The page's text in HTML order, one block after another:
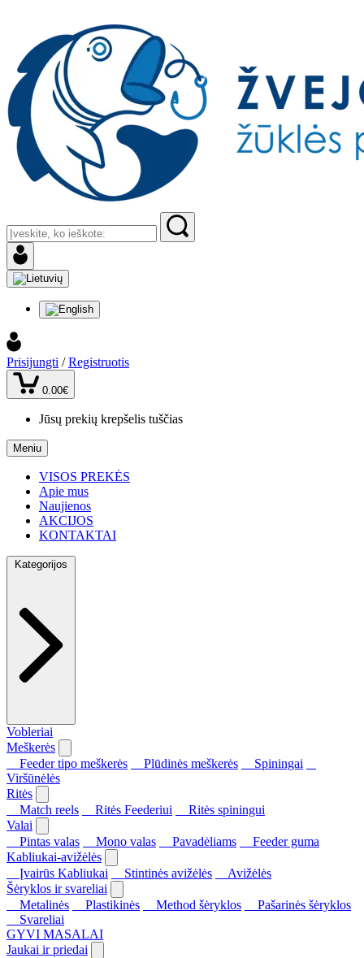
Prisijungti / Registruotis
0.00€
Jūsų prekių krepšelis tuščias
Meniu
VISOS PREKĖS
Apie mus
Naujienos
AKCIJOS
KONTAKTAI
Kategorijos
Vobleriai
Meškerės
Feeder tipo meškerės
Plūdinės meškerės
Spiningai
Viršūnėlės
Ritės
Match reels
Ritės Feederiui
Ritės spiningui
Valai
Pintas valas
Mono valas Pavadėliams
Feeder guma
Kabliukai-avižėlės
Įvairūs Kabliukai
Stintinės avižėlės
Avižėlės
Šėryklos ir svareliai
Metalinės
Plastikinės Method šėryklos
Pašarinės šėryklos
Svareliai
GYVI MASALAI
Jaukai ir priedai